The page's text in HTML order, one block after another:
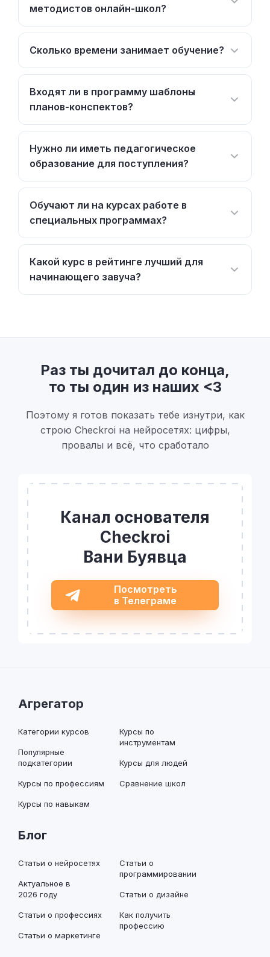
методистов онлайн-школ?
Сколько времени занимает обучение?
Входят ли в программу шаблоны
планов-конспектов?
Нужно ли иметь педагогическое
образование для поступления?
Обучают ли на курсах работе в
специальных программах?
Какой курс в рейтинге лучший для
начинающего завуча?
Раз ты дочитал до конца,
то ты один из наших <3
Поэтому я готов показать тебе изнутри, как
строю Checkroi на нейросетях: цифры,
провалы и всё, что сработало
Канал основателя
Checkroi
Вани Буявца
Посмотреть
в Телеграме
Агрегатор
Категории курсов
Популярные
подкатегории
Курсы по профессиям
Курсы по навыкам
Курсы по
инструментам
Курсы для людей
Сравнение школ
Блог
Статьи о нейросетях
Актуальное в
2026 году
Статьи о профессиях
Статьи о маркетинге
Статьи о
программировании
Статьи о дизайне
Как получить
профессию